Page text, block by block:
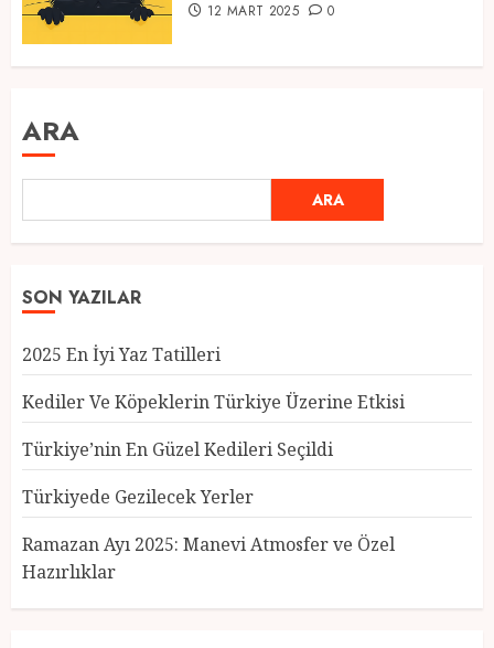
12 MART 2025 0
ARA
ARA
SON YAZILAR
2025 En İyi Yaz Tatilleri
Kediler Ve Köpeklerin Türkiye Üzerine Etkisi
Türkiye’nin En Güzel Kedileri Seçildi
Türkiyede Gezilecek Yerler
Ramazan Ayı 2025: Manevi Atmosfer ve Özel
Hazırlıklar
Türkiye’nin En Güzel Kedileri
Seçildi
12 MART 2025